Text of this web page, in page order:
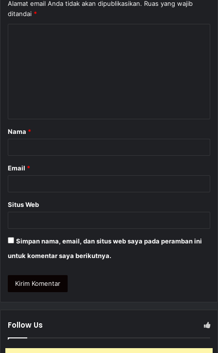
Alamat email Anda tidak akan dipublikasikan. Ruas yang wajib
ditandai *
r
Nama *
Email *
Situs Web
Simpan nama, email, dan situs web saya pada peramban ini
untuk komentar saya berikutnya.
Follow Us